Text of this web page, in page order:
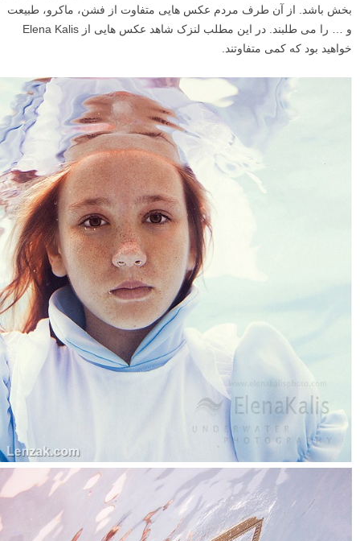
بخش باشد. از آن طرف مردم عکس هایی متفاوت از فشن، ماکرو، طبیعت
و … را می طلبند. در این مطلب لنزک شاهد عکس هایی از Elena Kalis
خواهید بود که کمی متفاوتند.